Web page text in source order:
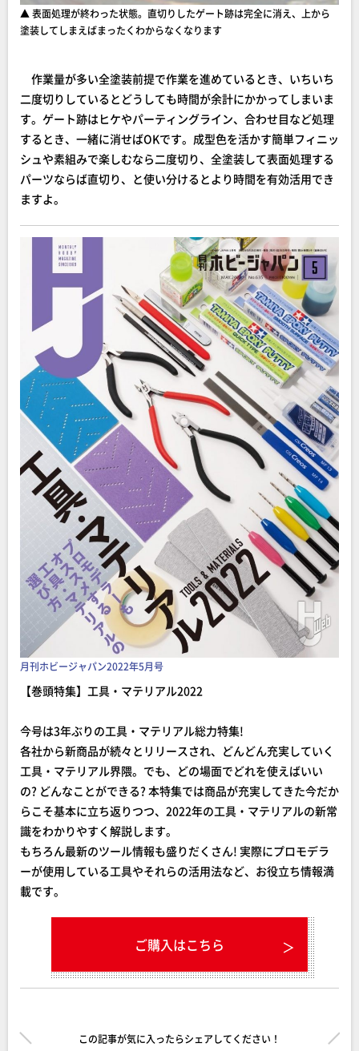
▲ 表面処理が終わった状態。直切りしたゲート跡は完全に消え、上から
塗装してしまえばまったくわからなくなります
作業量が多い全塗装前提で作業を進めているとき、いちいち
二度切りしているとどうしても時間が余計にかかってしまいま
す。ゲート跡はヒケやパーティングライン、合わせ目など処理
するとき、一緒に消せばOKです。成型色を活かす簡単フィニッ
シュや素組みで楽しむなら二度切り、全塗装して表面処理する
パーツならば直切り、と使い分けるとより時間を有効活用でき
ますよ。
月刊ホビージャパン2022年5月号
【巻頭特集】工具・マテリアル2022
今号は3年ぶりの工具・マテリアル総力特集!
各社から新商品が続々とリリースされ、どんどん充実していく
工具・マテリアル界隈。でも、どの場面でどれを使えばいい
の? どんなことができる? 本特集では商品が充実してきた今だか
らこそ基本に立ち返りつつ、2022年の工具・マテリアルの新常
識をわかりやすく解説します。
もちろん最新のツール情報も盛りだくさん! 実際にプロモデラ
ーが使用している工具やそれらの活用法など、お役立ち情報満
載です。
ご購入はこちら
この記事が気に入ったらシェアしてください！